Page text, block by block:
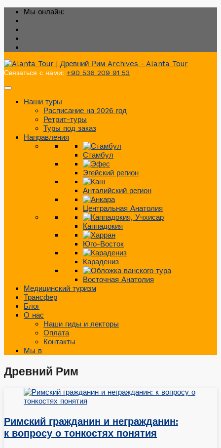
Мы онлайн:
Связаться с нами: +90 536 209 91 53
Наши туры
Расписание на 2026 год
Ретрит-туры
Туры под заказ
Направления
Стамбул
Эгейский регион
Анталийский регион
Центральная Анатолия
Каппадокия
Юго-Восток
Карадениз
Восточная Анатолия
Медицинский туризм
Трансфер
Блог
О нас
Наши гиды и лекторы
Оплата
Контакты
Мы в
Древний Рим
Римский гражданин и негражданин:
к вопросу о тонкостях понятия